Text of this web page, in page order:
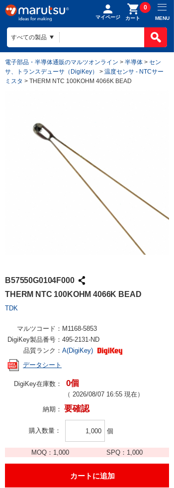
マイページ カート
0
MENU
電子部品・半導体通販のマルツオンライン > 半導体 > セン
サ、トランスデューサ（DigiKey）
> 温度センサ - NTCサー
ミスタ > THERM NTC 100KOHM 4066K BEAD
B57550G0104F000
THERM NTC 100KOHM 4066K BEAD
TDK
マルツコード： M1168-5853
DigiKey製品番号： 495-2131-ND
品質ランク： A(DigiKey)
データシート
DigiKey在庫数： 0個
（ 2026/08/07 16:55 現在）
納期： 要確認
購入数量 個
MOQ： 1,000 SPQ： 1,000